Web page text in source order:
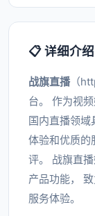
📋 详细介绍
战旗直播（
台。 作为视
国内直播领域
体验和优质的
评。 战旗直
产品功能，
服务体验。